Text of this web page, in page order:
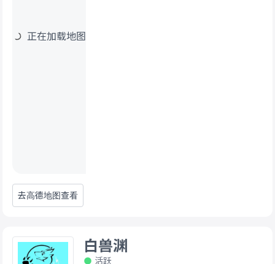
正在加载地图
去高德地图查看
白兽渊
活跃